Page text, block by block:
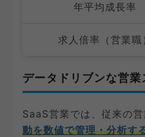
年平均成長率
求人倍率（営業職
データドリブンな営業
SaaS営業では、従来の
動を数値で管理・分析す